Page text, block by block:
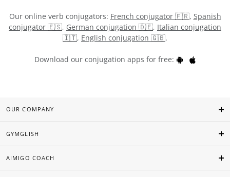
Our online verb conjugators: French conjugator 🇫🇷, Spanish
conjugator 🇪🇸, German conjugation 🇩🇪, Italian conjugation
🇮🇹, English conjugation 🇬🇧.
Download our conjugation apps for free:
OUR COMPANY
GYMGLISH
AIMIGO COACH